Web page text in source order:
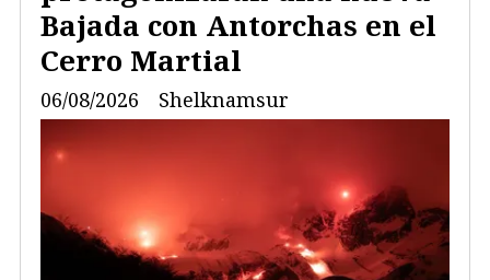
Bajada con Antorchas en el
Cerro Martial
Shelknamsur
06/08/2026